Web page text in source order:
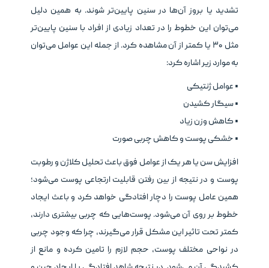
تشدید یا بروز آن‌ها در سنین پایین‌تر شوند. به‌ همین دلیل
می‌توان این خطوط را در تعداد زیادی از افراد با سنین پایین‌تر
مثل ۳۰ یا کمتر از آن مشاهده کرد. از جمله این عوامل می‌توان
به موارد زیر اشاره کرد:
• عوامل ژنتیکی
• سیگار کشیدن
• کاهش وزن زیاد
• خشکی پوست و کاهش چربی صورت
افزایش سن یا هر یک از عوامل فوق باعث تحلیل کلاژن و رطوبت
پوست و در نتیجه از بین رفتن قابلیت ارتجاعی پوست می‌شود؛
همین عامل پوست را دچار افتادگی خواهد کرد و باعث ایجاد
خطوط بر روی آن می‌شود. پوست‌هایی که چربی بیشتری دارند،
کمتر تحت تاثیر این مشکل قرار می‌گیرند، چرا که وجود چربی
در نواحی مختلف پوست، حجم لازم را تامین کرده و مانع از